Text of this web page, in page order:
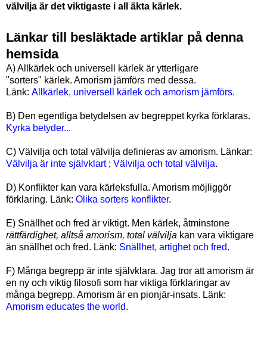
välvilja är det viktigaste i all äkta kärlek.
Länkar till besläktade artiklar på denna
hemsida
A) Allkärlek och universell kärlek är ytterligare
"sorters" kärlek. Amorism jämförs med dessa.
Länk: Allkärlek, universell kärlek och amorism jämförs.
B) Den egentliga betydelsen av begreppet kyrka förklaras.
Kyrka betyder...
C) Välvilja och total välvilja definieras av amorism. Länkar:
Välvilja är inte självklart; Välvilja och total välvilja.
D) Konflikter kan vara kärleksfulla. Amorism möjliggör
förklaring. Länk: Olika sorters konflikter.
E) Snällhet och fred är viktigt. Men kärlek, åtminstone
rättfärdighet, alltså amorism, total välvilja kan vara viktigare
än snällhet och fred. Länk: Snällhet, artighet och fred.
F) Många begrepp är inte självklara. Jag tror att amorism är
en ny och viktig filosofi som har viktiga förklaringar av
många begrepp. Amorism är en pionjär-insats. Länk:
Amorism educates the world.